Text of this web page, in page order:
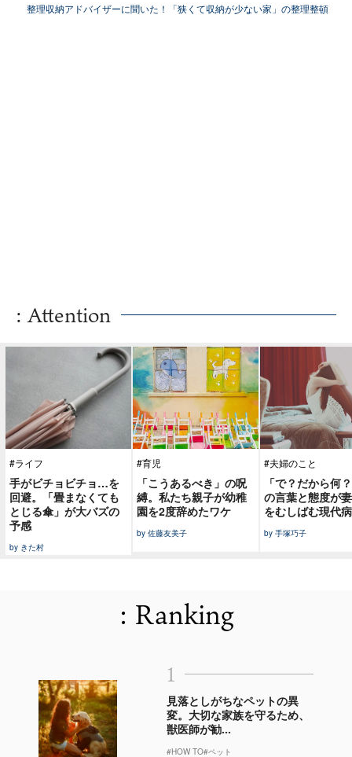
整理収納アドバイザーに聞いた！「狭くて収納が少ない家」の整理整頓
: Attention
#ライフ
手がビチョビチョ…を
回避。「畳まなくても
とじる傘」が大バズの
予感
by きた村
#育児
「こうあるべき」の呪
縛。私たち親子が幼稚
園を2度辞めたワケ
by 佐藤友美子
#夫婦のこと
「で？だから何
の言葉と態度が
をむしばむ現代病
by 手塚巧子
: Ranking
1
見落としがちなペットの異
変。大切な家族を守るため、
獣医師が勧...
#HOW TO#ペット